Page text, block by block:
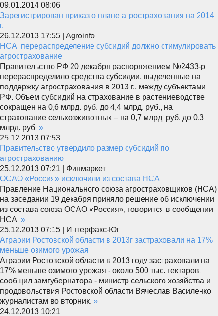
09.01.2014 08:06
Зарегистрирован приказ о плане агрострахования на 2014
г.
26.12.2013 17:55 | Agroinfo
НСА: перераспределение субсидий должно стимулировать
агрострахование
Правительство РФ 20 декабря распоряжением №2433-р
перераспределило средства субсидии, выделенные на
поддержку агрострахования в 2013 г., между субъектами
РФ. Объем субсидий на страхование в растениеводстве
сокращен на 0,6 млрд. руб. до 4,4 млрд. руб., на
страхование сельхозживотных – на 0,7 млрд. руб. до 0,3
млрд. руб. »
25.12.2013 07:53
Правительство утвердило размер субсидий по
агрострахованию
25.12.2013 07:21 | Финмаркет
ОСАО «Россия» исключили из состава НСА
Правление Национального союза агростраховщиков (НСА)
на заседании 19 декабря приняло решение об исключении
из состава союза ОСАО «Россия», говорится в сообщении
НСА. »
25.12.2013 07:15 | Интерфакс-Юг
Аграрии Ростовской области в 2013г застраховали на 17%
меньше озимого урожая
Аграрии Ростовской области в 2013 году застраховали на
17% меньше озимого урожая - около 500 тыс. гектаров,
сообщил замгубернатора - министр сельского хозяйства и
продовольствия Ростовской области Вячеслав Василенко
журналистам во вторник. »
24.12.2013 10:21